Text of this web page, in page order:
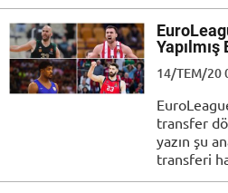
14/TEM/20
transfer
yazın şu
transferi